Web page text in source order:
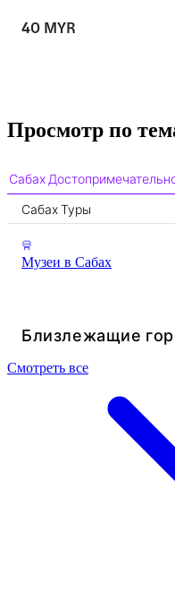
40 MYR
Просмотр по
Сабах
Сабах Туры
Музеи в Сабах
Близлежащие
Смотреть все